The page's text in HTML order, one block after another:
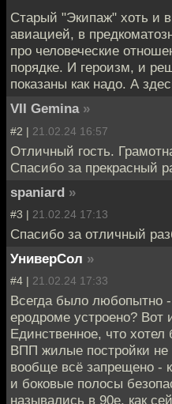
Старый "Экипаж" хоть и
авиацией, в
про человеческие
порядке. И героизм, и
показаны как надо. А
VII Gemina »
#2 | 21.02.24 16:57
Отличный гость.
Спасибо за прекрасный
spaniard »
#3 | 21.02.24 17:13
Спасибо за отличный
УниверСол »
#4 | 21.02.24 17:33
Всегда было любопытно -
еродроме устроено? Вот
Единственное, что
ВПП жилые постройки не
вообще всё запрещено -
и боковые полосы
назывались в 90е, как